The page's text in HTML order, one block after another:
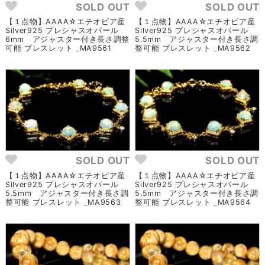
SOLD OUT
【１点物】AAAA☆エチオピア産
Silver925 プレシャスオパール
6mm アジャスター付き長さ調整
可能 ブレスレット _MA9561
SOLD OUT
【１点物】AAAA☆エチオピア産
Silver925 プレシャスオパール
5.5mm アジャスター付き長さ調
整可能 ブレスレット _MA9562
SOLD OUT
【１点物】AAAA☆エチオピア産
Silver925 プレシャスオパール
5.5mm アジャスター付き長さ調
整可能 ブレスレット _MA9563
SOLD OUT
【１点物】AAAA☆エチオピア産
Silver925 プレシャスオパール
5.5mm アジャスター付き長さ調
整可能 ブレスレット _MA9564